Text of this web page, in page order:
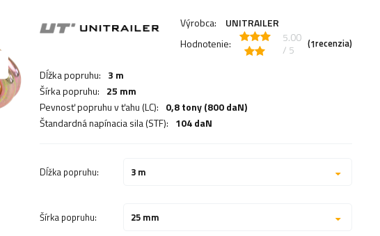
Výrobca:
UNITRAILER
Hodnotenie:
5.00
/ 5
(1recenzia)
Dĺžka popruhu: 3 m
Šírka popruhu: 25 mm
Pevnosť popruhu v ťahu (LC): 0,8 tony (800 daN)
Štandardná napínacia sila (STF): 104 daN
Dĺžka popruhu: 3 m
Šírka popruhu: 25 mm